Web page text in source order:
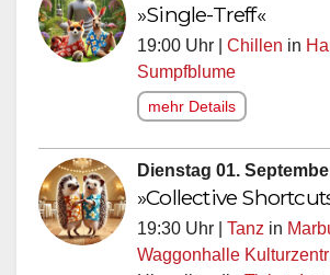
»Single-Treff«
19:00 Uhr | Chillen in
Sumpfblume
mehr Details
Dienstag 01.
»Collective
19:30 Uhr | Tanz in
Waggonhalle